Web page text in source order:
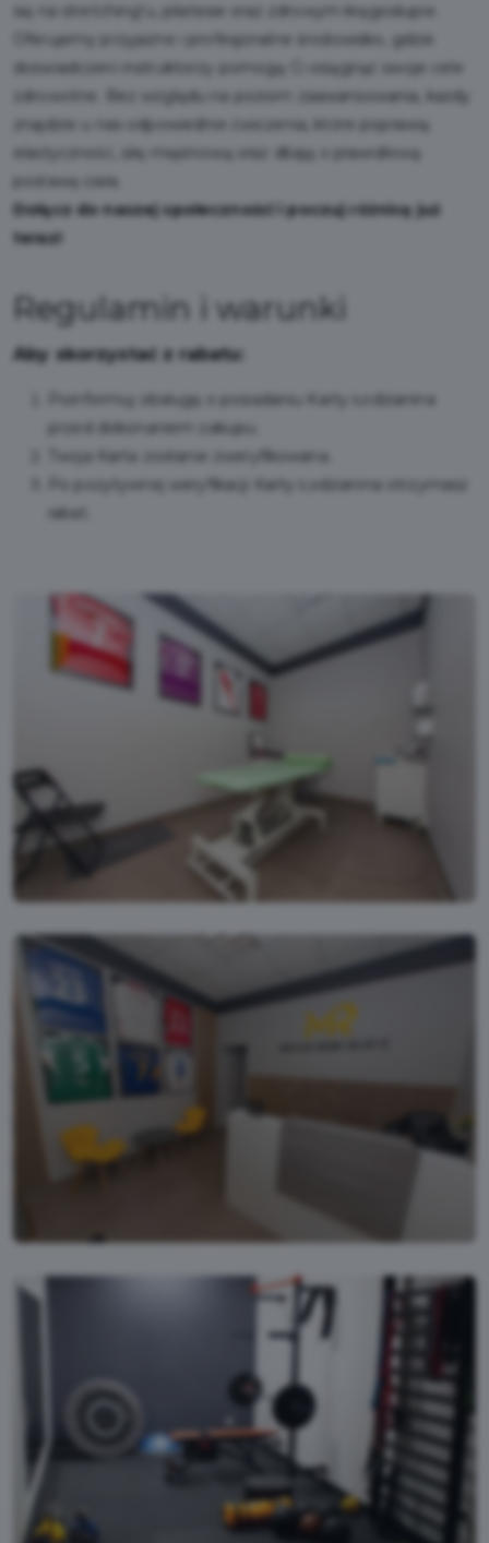
się na stretching'u, pilatesie oraz zdrowym kręgosłupie.
Oferujemy przyjazne i profesjonalne środowisko, gdzie
doświadczeni instruktorzy pomogą Ci osiągnąć swoje cele
zdrowotne. Bez względu na poziom zaawansowania, każdy
znajdzie u nas odpowiednie ćwiczenia, które poprawią
elastyczność, siłę mięśniową oraz dbają o prawidłową
postawę ciała.
Dołącz do naszej społeczności i poczuj różnicę już
teraz!
Regulamin i warunki
Aby skorzystać z rabatu:
Poinformuj obsługę o posiadaniu Karty Łodzianina
przed dokonaniem zakupu.
Twoja Karta zostanie zweryfikowana.
Po pozytywnej weryfikacji Karty Łodzianina otrzymasz
rabat.